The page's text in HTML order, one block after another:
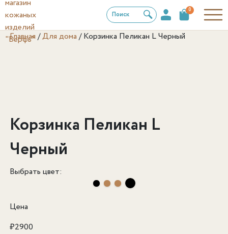
Поиск
0
Главная /Для дома /Корзинка Пеликан L Черный
Корзинка Пеликан L
Черный
Выбрать цвет:
Цена
₽2900